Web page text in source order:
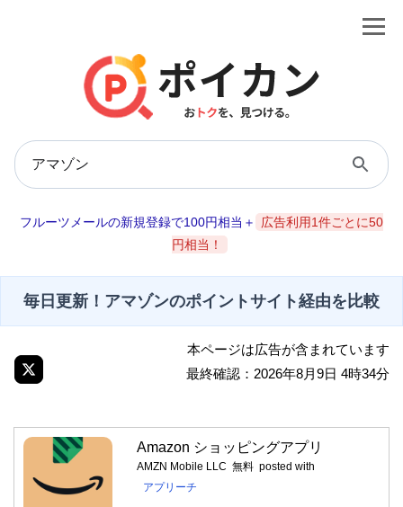
フルーツメールの新規登録で100円相当＋
広告利用1件ごとに50
円相当！
毎日更新！アマゾンのポイントサイト経由を比較
本ページは広告が含まれています
最終確認：2026年8月9日 4時34分
Amazon ショッピングアプリ
AMZN Mobile LLC 無料 posted with
アプリーチ